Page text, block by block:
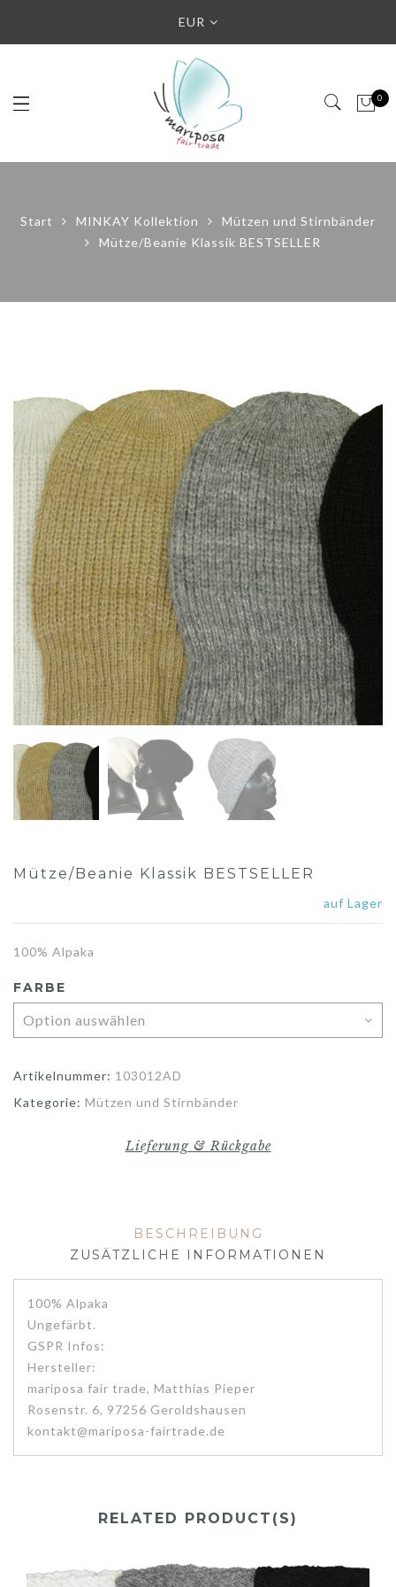
EUR
0
Start MINKAY Kollektion
Mützen und Stirnbänder
Mütze/Beanie Klassik BESTSELLER
Mütze/Beanie Klassik BESTSELLER
auf Lager
100% Alpaka
FARBE
Artikelnummer: 103012AD
Kategorie: Mützen und Stirnbänder
Lieferung & Rückgabe
BESCHREIBUNG
ZUSÄTZLICHE INFORMATIONEN
100% Alpaka
Ungefärbt.
GSPR Infos:
Hersteller:
mariposa fair trade, Matthias Pieper
Rosenstr. 6, 97256 Geroldshausen
kontakt@mariposa-fairtrade.de
RELATED PRODUCT(S)